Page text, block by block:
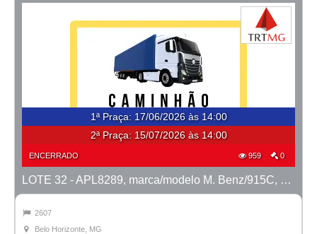
1ª Praça: 17/06/2026 às 14:00
2ª Praça: 15/07/2026 às 14:00
ENCERRADO 959 0
LOTE 32 - APL8289, marca/modelo M. Benz/915C, ano 2007/2008
2607
Belo Horizonte, MG